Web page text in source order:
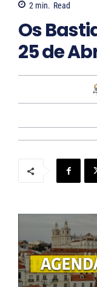
2 min. Read
Os
25 de